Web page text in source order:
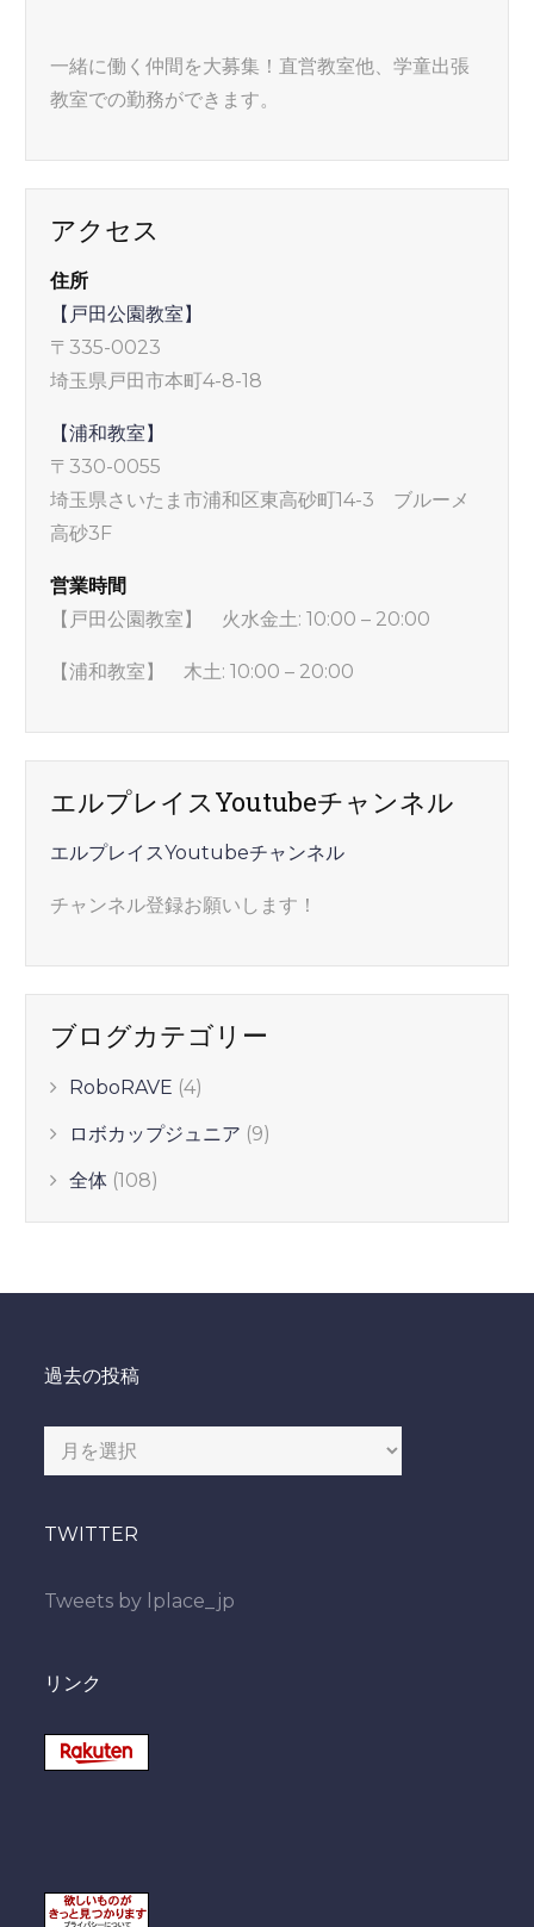
一緒に働く仲間を大募集！直営教室他、学童出張
教室での勤務ができます。
アクセス
住所
【戸田公園教室】
〒335-0023
埼玉県戸田市本町4-8-18
【浦和教室】
〒330-0055
埼玉県さいたま市浦和区東高砂町14-3 ブルーメ
高砂3F
営業時間
【戸田公園教室】 火水金土: 10:00 – 20:00
【浦和教室】 木土: 10:00 – 20:00
エルプレイスYoutubeチャンネル
エルプレイスYoutubeチャンネル
チャンネル登録お願いします！
ブログカテゴリー
RoboRAVE (4)
ロボカップジュニア (9)
全体 (108)
過去の投稿
去
投
TWITTER
Tweets by lplace_jp
リンク